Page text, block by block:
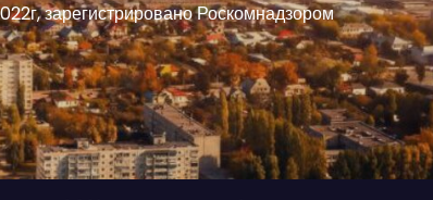
зарегистрировано Роскомнадзором